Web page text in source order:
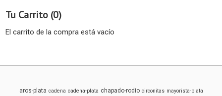
Tu Carrito (0)
El carrito de la compra está vacío
aros-plata cadena cadena-plata chapado-rodio circonitas mayorista-plata